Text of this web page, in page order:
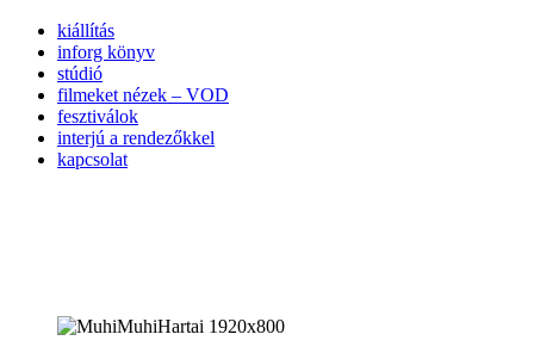
kiállítás
inforg könyv
stúdió
filmeket nézek – VOD
fesztiválok
interjú a rendezőkkel
kapcsolat